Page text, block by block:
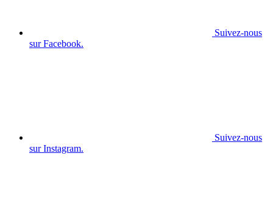
Suivez-nous
sur Facebook.
Suivez-nous
sur Instagram.